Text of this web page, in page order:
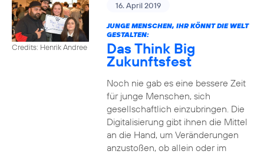
Credits: Henrik Andree
16. April 2019
JUNGE MENSCHEN, IHR KÖNNT DIE WELT
GESTALTEN:
Das Think Big
Zukunftsfest
Noch nie gab es eine bessere Zeit
für junge Menschen, sich
gesellschaftlich einzubringen. Die
Digitalisierung gibt ihnen die Mittel
an die Hand, um Veränderungen
anzustoßen, ob allein oder im